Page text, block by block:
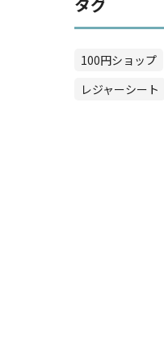
タグ
100円ショップ
レジャーシート